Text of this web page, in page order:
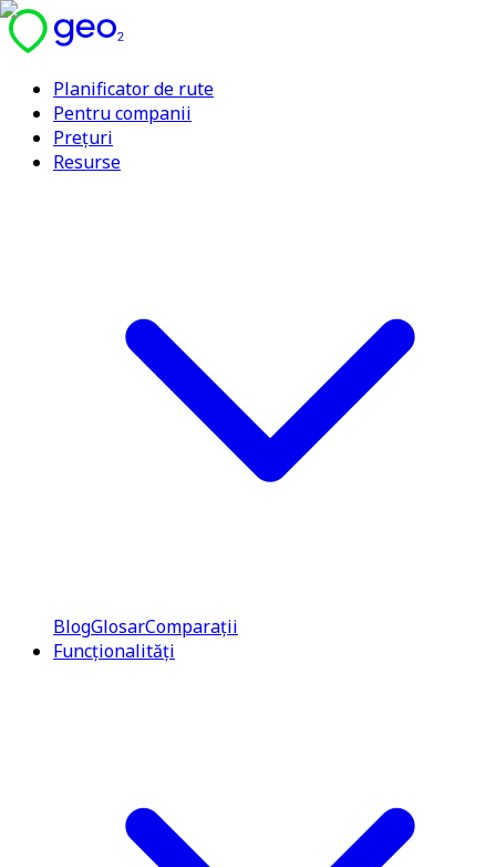
Planificator de rute
Pentru companii
Prețuri
Resurse
BlogGlosarComparații
Funcționalități